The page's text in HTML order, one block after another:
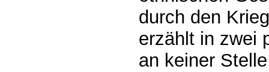
durch den
erzählt in zwei
an keiner